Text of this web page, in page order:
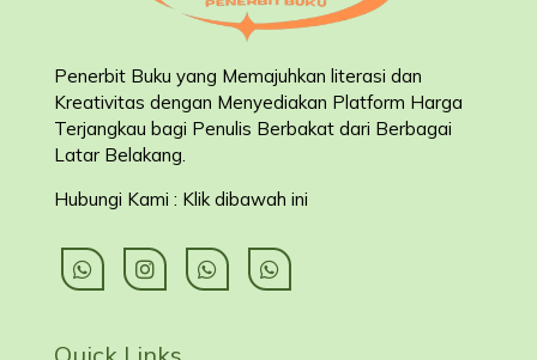
Penerbit Buku yang Memajuhkan literasi dan
Kreativitas dengan Menyediakan Platform Harga
Terjangkau bagi Penulis Berbakat dari Berbagai
Latar Belakang.
Hubungi Kami : Klik dibawah ini